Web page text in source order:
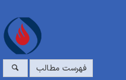
فهرست مطالب